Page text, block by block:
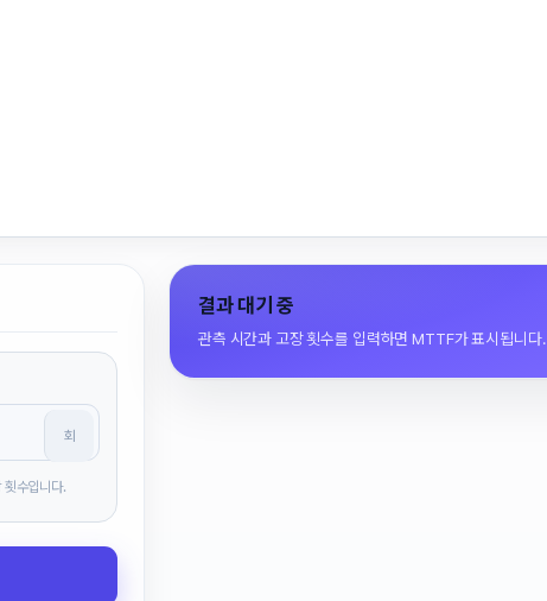
회
횟수입니다.
결과 대기 중
관측 시간과 고장 횟수를 입력하면 MTTF가 표시됩니다.